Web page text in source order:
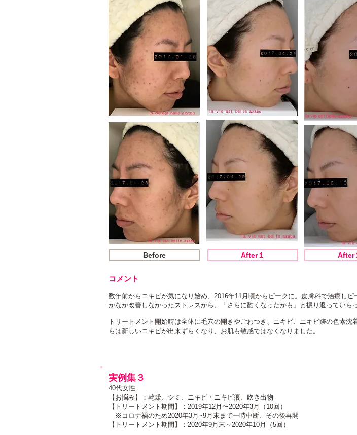
Before After１ After
コメント
数年前からニキビが気になり始め、2016年11月頃からピークに。皮膚科で治療し
かなか改善しなかったストレスから、「さらに酷くなったかも」と振り返っていら
トリートメント開始時は全体に毛穴の開きやごわつき、ニキビ、ニキビ跡の色素
らは新しいニキビが出来ずらくなり、お肌も敏感ではなくなりました。
実例集３
​40代女性
【お悩み】：乾燥、シミ、ニキビ・ニキビ痕、吹き出物
【トリートメント期間】：2019年12月〜2020年3月（10回）
※コロナ禍のため2020年3月~9月末まで一時中断、その後再開
​【トリートメント期間】：2020年9月末～2020年10月（5回）